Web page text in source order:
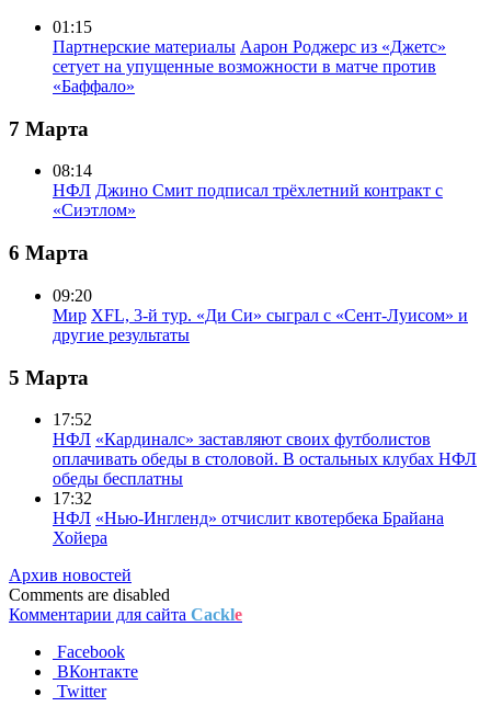
01:15
Партнерские материалы Аарон Роджерс из «Джетс»
сетует на упущенные возможности в матче против
«Баффало»
7 Марта
08:14
НФЛ Джино Смит подписал трёхлетний контракт с
«Сиэтлом»
6 Марта
09:20
Мир XFL, 3-й тур. «Ди Си» сыграл с «Сент-Луисом» и
другие результаты
5 Марта
17:52
НФЛ «Кардиналс» заставляют своих футболистов
оплачивать обеды в столовой. В остальных клубах НФЛ
обеды бесплатны
17:32
НФЛ «Нью-Ингленд» отчислит квотербека Брайана
Хойера
Архив новостей
Comments are disabled
Комментарии для сайта Cackle
Facebook
ВКонтакте
Twitter